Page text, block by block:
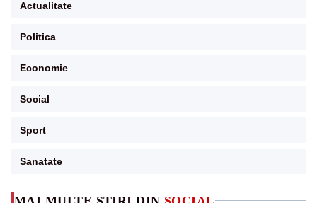
Actualitate
Politica
Economie
Social
Sport
Sanatate